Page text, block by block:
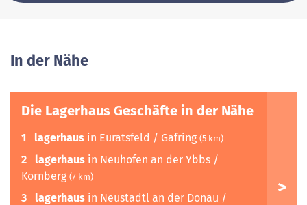
In der Nähe
Die Lagerhaus Geschäfte in der Nähe
1 lagerhaus in Euratsfeld / Gafring (5 km)
2 lagerhaus in Neuhofen an der Ybbs /
Kornberg (7 km)
3 lagerhaus in Neustadtl an der Donau /